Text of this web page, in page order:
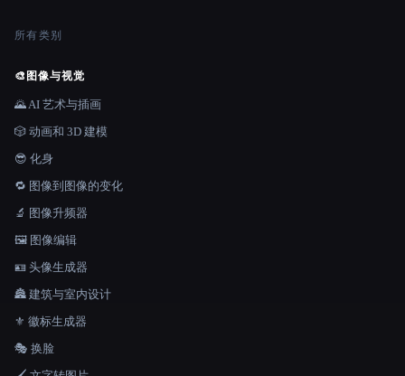
所有类别
🎨 图像与视觉
🌄 AI 艺术与插画
🎲 动画和 3D 建模
😎 化身
🔁 图像到图像的变化
🔬 图像升频器
🖼️ 图像编辑
🪪 头像生成器
🏯 建筑与室内设计
⚜️ 徽标生成器
🎭 换脸